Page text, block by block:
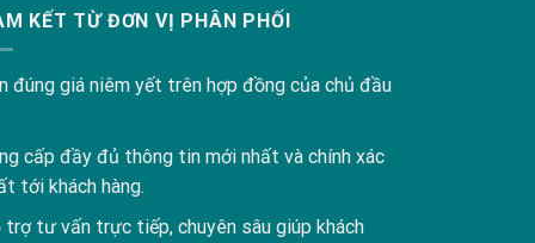
KẾT TỪ ĐƠN VỊ PHÂN PHỐI
đúng giá niêm yết trên hợp đồng của chủ đầu
cấp đầy đủ thông tin mới nhất và chính xác
tới khách hàng.
trợ tư vấn trực tiếp, chuyên sâu giúp khách